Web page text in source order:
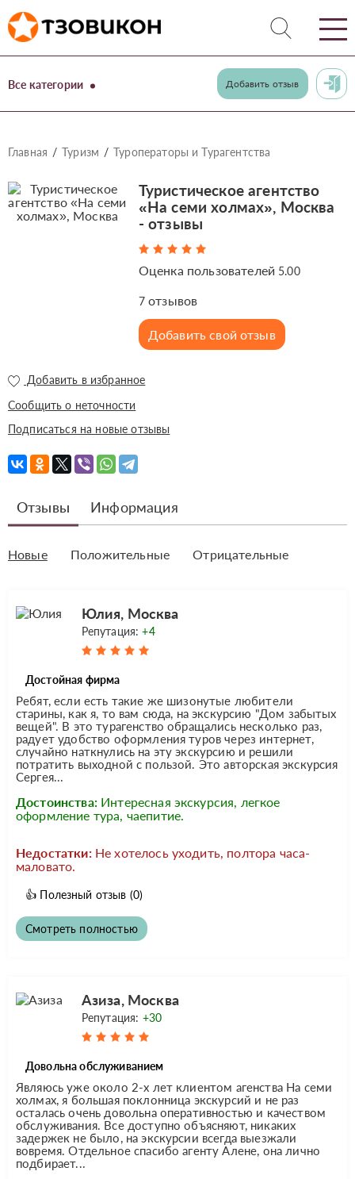
Все категории Добавить отзыв
Главная Туризм Туроператоры и Турагентства
Туристическое агентство
«На семи холмах», Москва
- отзывы
Оценка пользователей 5.00
7отзывов
Добавить свой отзыв
Добавить в избранное
Сообщить о неточности
Подписаться на новые отзывы
Отзывы Информация
Новые Положительные Отрицательные
Юлия, Москва
Репутация:+4
Достойная фирма
Ребят, если есть такие же шизонутые любители
старины, как я, то вам сюда, на экскурсию "Дом забытых
вещей". В это турагенство обращались несколько раз,
радует удобство оформления туров через интернет,
случайно наткнулись на эту экскурсию и решили
потратить выходной с пользой. Это авторская экскурсия
Сергея...
Достоинства: Интересная экскурсия, легкое
оформление тура, чаепитие.
Недостатки: Не хотелось уходить, полтора часа-
маловато.
👍 Полезный отзыв (0)
Смотреть полностью
Aзиза, Москва
Репутация: +30
Довольна обслуживанием
Являюсь уже около 2-х лет клиентом агенства На семи
холмах, я большая поклонница экскурсий и не раз
осталась очень довольна оперативностью и качеством
обслуживания. Все доступно объясняют, никаких
задержек не было, на экскурсии всегда выезжали
вовремя. Отдельное спасибо агенту Алене, она лично
подбирает...